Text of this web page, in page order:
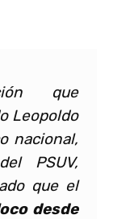
que
Leopoldo
nacional,
PSUV,
que el
desde